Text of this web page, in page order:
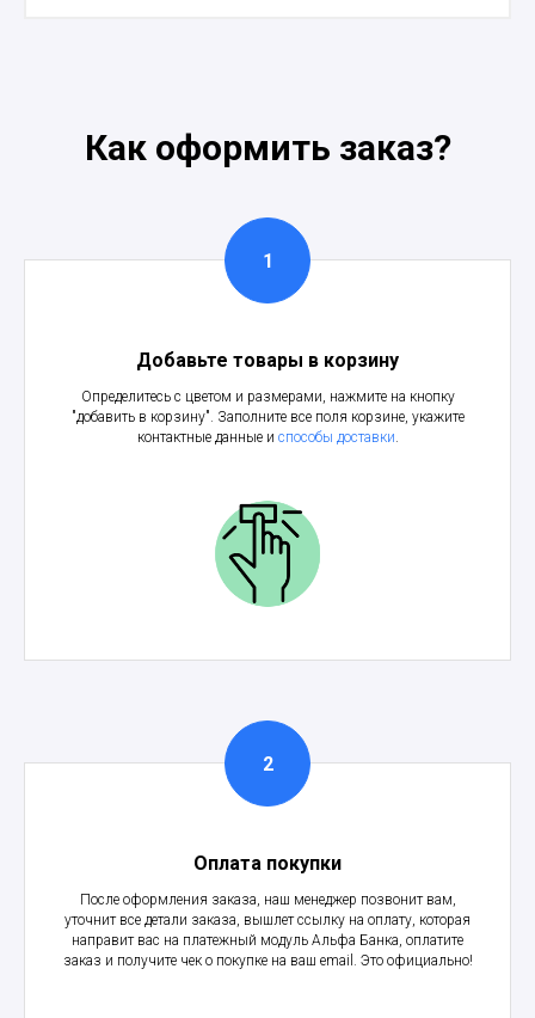
Как оформить заказ?
Добавьте товары в корзину
Определитесь с цветом и размерами, нажмите на кнопку
"добавить в корзину". Заполните все поля корзине, укажите
контактные данные и способы доставки.
Оплата покупки
После оформления заказа, наш менеджер позвонит вам,
уточнит все детали заказа, вышлет ссылку на оплату, которая
направит вас на платежный модуль Альфа Банка, оплатите
заказ и получите чек о покупке на ваш email. Это официально!